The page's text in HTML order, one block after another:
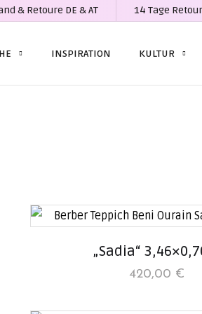
& Retoure DE & AT 14 Tage
INSPIRATION KULTUR
„Sadia“
420,00 €